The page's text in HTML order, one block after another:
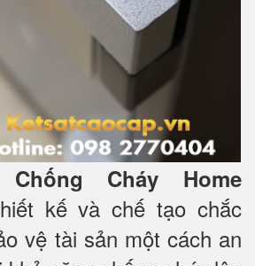
Cháy Home
kế và chế tạo chắc
vệ tài sản một cách an